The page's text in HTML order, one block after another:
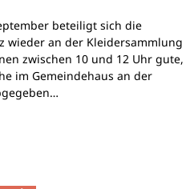
beteiligt sich die
wieder an der Kleidersammlung
zwischen 10 und 12 Uhr gute,
im Gemeindehaus an der